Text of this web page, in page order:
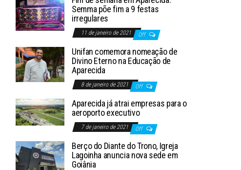
Semma põe fim a 9 festas
irregulares
11 de janeiro de 2021 Off
Unifan comemora nomeação de
Divino Eterno na Educação de
Aparecida
8 de janeiro de 2021 Off
Aparecida já atrai empresas para o
aeroporto executivo
7 de janeiro de 2021 Off
Berço do Diante do Trono, Igreja
Lagoinha anuncia nova sede em
Goiânia